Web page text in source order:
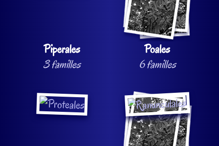
Piperales
3 familles
Poales
6 familles